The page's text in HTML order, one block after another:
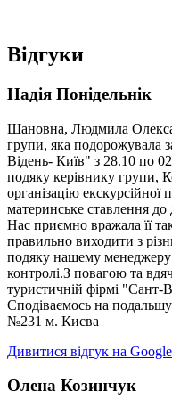
Відгуки
Надія Понідельнік
Шановна, Людмила
групи, яка подорожувала
Відень- Київ" з 28.10 по
подяку керівнику групи,
організацію
материнське ставлення до
Нас приємно вражала її
правильно виходити з
подяку нашему
контролі.З повагою та
туристичній фірмі "Сант-
Сподіваємось на
№231 м. Києва
Дивитися відгук на Google
Олена Козинчук